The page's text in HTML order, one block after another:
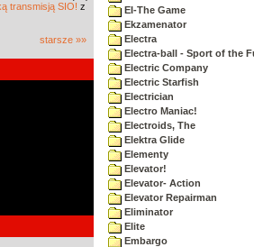
transmisją SIO! z
starsze »»
EI-The Game
Ekzamenator
Electra
Electra-ball - Sport of the
Electric Company
Electric Starfish
Electrician
Electro Maniac!
Electroids, The
Elektra Glide
Elementy
Elevator!
Elevator- Action
Elevator Repairman
Eliminator
Elite
Embargo